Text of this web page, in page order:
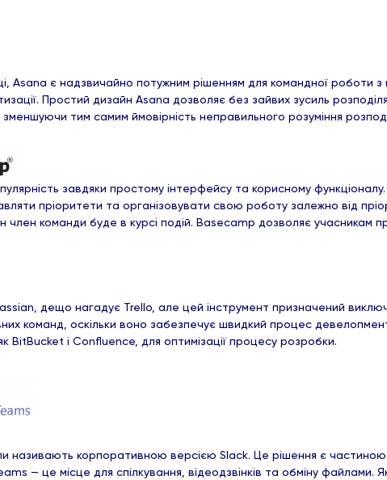
Asana є надзвичайно потужним рішенням для командної роботи з
Простий дизайн Asana дозволяє без зайвих зусиль
тим самим ймовірність неправильного розуміння
завдяки простому інтерфейсу та корисному
пріоритети та організовувати свою роботу залежно від
команди буде в курсі подій. Basecamp дозволяє учасникам
дещо нагадує Trello, але цей інструмент призначений
команд, оскільки воно забезпечує швидкий процес
BitBucket і Confluence, для оптимізації процесу розробки.
називають корпоративною версією Slack. Це рішення є
— це місце для спілкування, відеодзвінків та обміну